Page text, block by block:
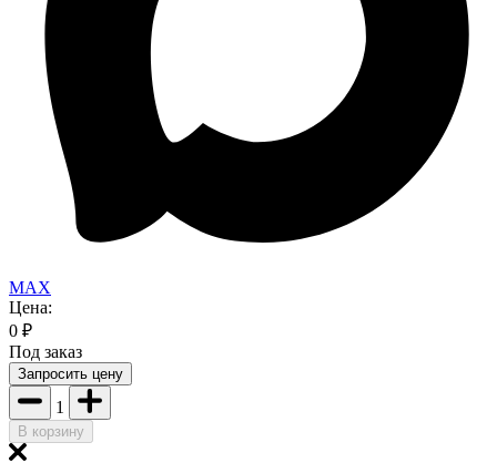
MAX
Цена:
0 ₽
Под заказ
Запросить цену
1
В корзину